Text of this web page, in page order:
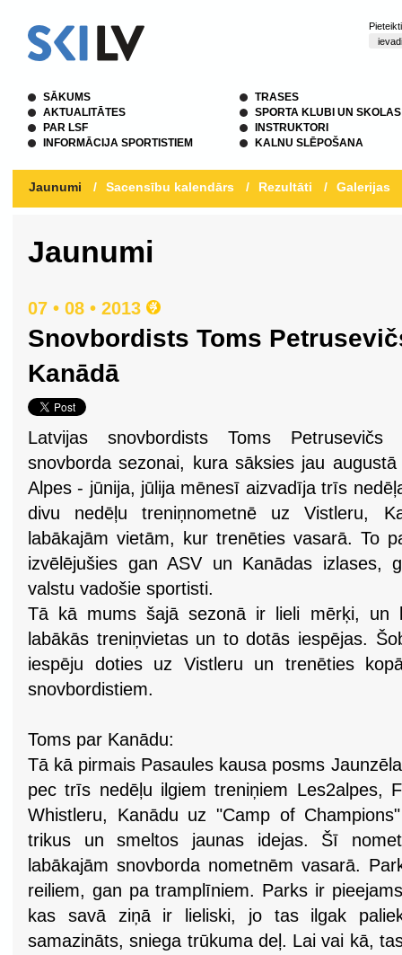
SĀKUMS
AKTUALITĀTES
PAR LSF
INFORMĀCIJA SPORTISTIEM
TRASES
SPORTA KLUBI UN SKOLAS
INSTRUKTORI
KALNU SLĒPOŠANA
Jaunumi / Sacensību kalendārs / Rezultāti / Galerijas
Jaunumi
07 • 08 • 2013
Snovbordists Toms
Kanādā
Latvijas snovbordists Toms
snovborda sezonai, kura sāksies jau
Alpes - jūnija, jūlija mēnesī aizvadīja trīs
divu nedēļu treniņnometnē uz Vistleru,
labākajām vietām, kur trenēties vasarā. To
izvēlējušies gan ASV un Kanādas izlases,
valstu vadošie sportisti.
Tā kā mums šajā sezonā ir lieli mērķi, un
labākās treniņvietas un to dotās iespējas.
iespēju doties uz Vistleru un trenēties
snovbordistiem.
Toms par Kanādu:
Tā kā pirmais Pasaules kausa posms
pec trīs nedēļu ilgiem treniņiem Les2alpes,
Whistleru, Kanādu uz "Camp of
trikus un smeltos jaunas idejas. Šī
labākajām snovborda nometnēm vasarā.
reiliem, gan pa tramplīniem. Parks ir
kas savā ziņā ir lieliski, jo tas ilgak
samazināts, sniega trūkuma deļ. Lai vai kā,